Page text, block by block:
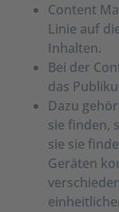
Content
Linie auf
Inhalten.
Bei der
das
Dazu
sie finden,
sie sie
Geräten